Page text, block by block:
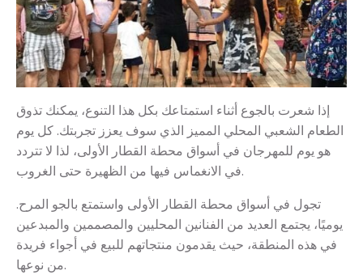
إذا شعرت بالجوع أثناء استمتاعك بكل هذا التنوع، يمكنك تذوق
الطعام الشعبي المحلي المميز الذي سوف يعزز تجربتك. كل يوم
هو يوم للمهرجان في أسواق محطة القطار الأولى، لذا لا تتردد
في الانغماس فيها من الظهيرة حتى الغروب.
تجول في أسواق محطة القطار الأولى واستمتع بالجو المرح.
يوميًا، يجتمع العديد من الفنانين المحليين والمصممين والمبدعين
في هذه المنطقة، حيث يقدمون منتجاتهم للبيع في أجواء فريدة
من نوعها.